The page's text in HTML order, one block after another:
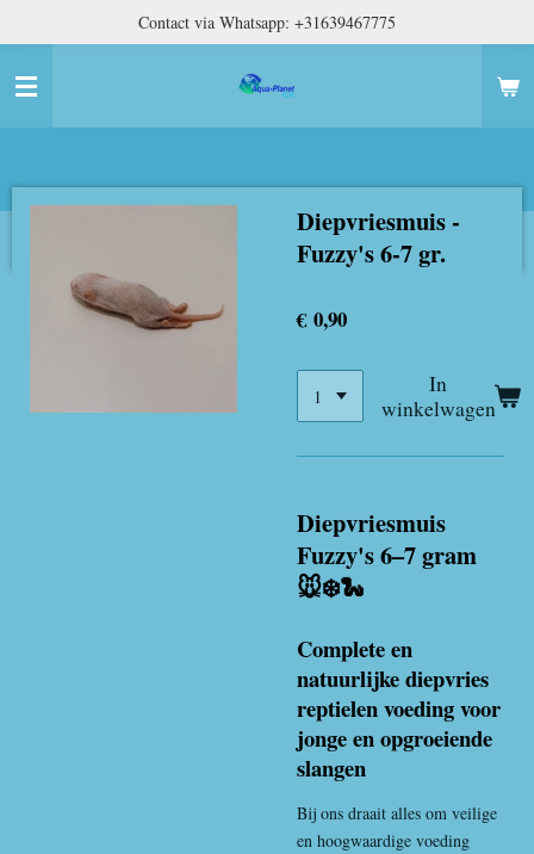
naar
hoofdinhoud
Contact via Whatsapp: +31639467775
Diepvriesmuis -
Fuzzy's 6-7 gr.
€ 0,90
In
winkelwagen
Diepvriesmuis
Fuzzy's 6–7 gram
🐭❄️🐍
Complete en
natuurlijke diepvries
reptielen voeding voor
jonge en opgroeiende
slangen
Bij ons draait alles om veilige
en hoogwaardige voeding